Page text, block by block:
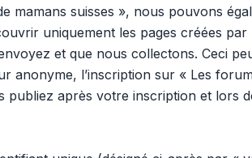
mamans suisses », nous pouvons
uniquement les pages créées par
et que nous collectons. Ceci
anonyme, l’inscription sur « Les
publiez après votre inscription et lors